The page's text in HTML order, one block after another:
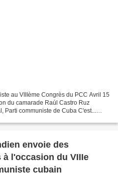
au VIIIème Congrès du PCC Avril 15
du camarade Raúl Castro Ruz
Parti communiste de Cuba C'est...
envoie des
l'occasion du VIIIe
cubain